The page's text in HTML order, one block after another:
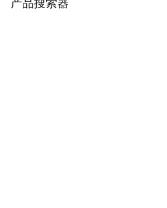
产品搜索器